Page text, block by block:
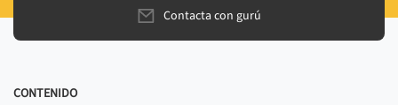
Contacta con gurú
CONTENIDO